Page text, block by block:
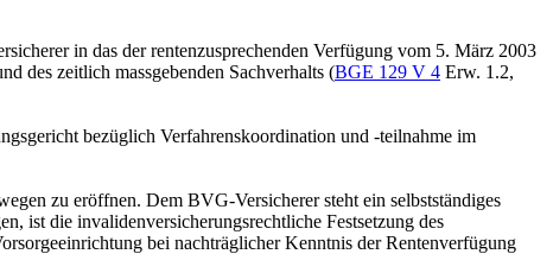
in das der rentenzusprechenden Verfügung vom 5. März 2003
des zeitlich massgebenden Sachverhalts (BGE 129 V 4 Erw. 1.2,
bezüglich Verfahrenskoordination und -teilnahme im
zu eröffnen. Dem BVG-Versicherer steht ein selbstständiges
ist die invalidenversicherungsrechtliche Festsetzung des
bei nachträglicher Kenntnis der Rentenverfügung